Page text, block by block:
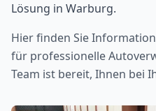
Lösung in Warburg.
Hier finden Sie
für professionelle
Team ist bereit, Ihnen bei